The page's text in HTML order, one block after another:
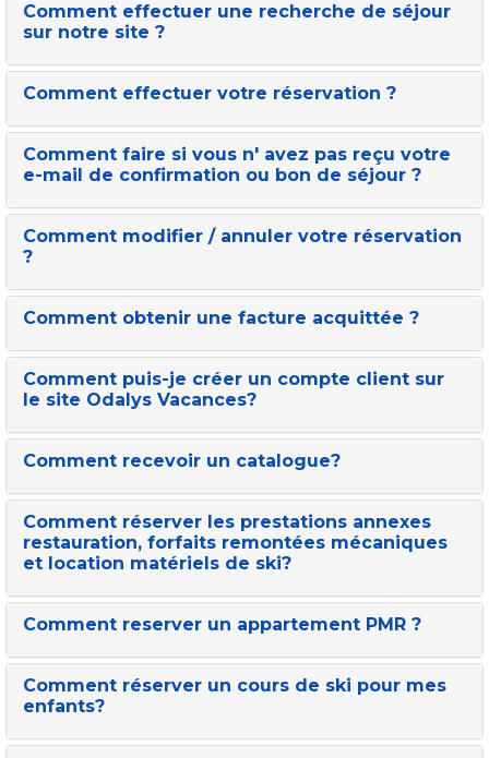
Comment effectuer une recherche de séjour
sur notre site ?
Comment effectuer votre réservation ?
Comment faire si vous n' avez pas reçu votre
e-mail de confirmation ou bon de séjour ?
Comment modifier / annuler votre réservation
?
Comment obtenir une facture acquittée ?
Comment puis-je créer un compte client sur
le site Odalys Vacances?
Comment recevoir un catalogue?
Comment réserver les prestations annexes
restauration, forfaits remontées mécaniques
et location matériels de ski?
Comment reserver un appartement PMR ?
Comment réserver un cours de ski pour mes
enfants?